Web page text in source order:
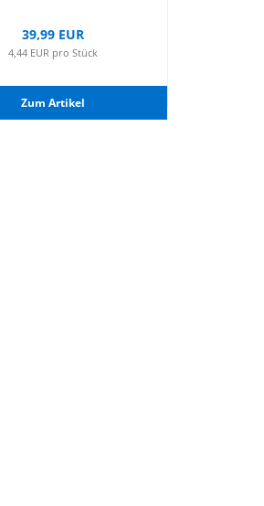
39,99 EUR
4,44 EUR pro Stück
Zum Ar­ti­kel